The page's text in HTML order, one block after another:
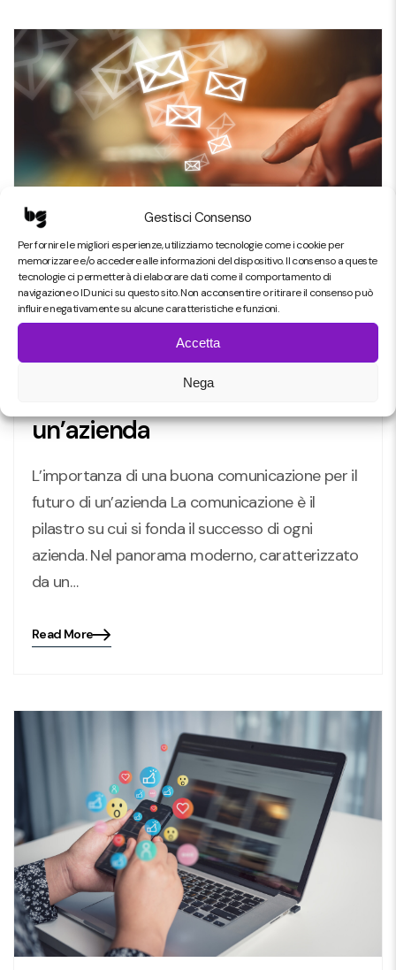
Gestisci Consenso
Per fornire le migliori esperienze, utilizziamo tecnologie come i cookie per
memorizzare e/o accedere alle informazioni del dispositivo. Il consenso a queste
tecnologie ci permetterà di elaborare dati come il comportamento di
navigazione o ID unici su questo sito. Non acconsentire o ritirare il consenso può
influire negativamente su alcune caratteristiche e funzioni.
Accetta
Nega
6 November 2024
Marketing e
Comunicazione
L’importanza di una buona
comunicazione per il futuro di
un’azienda
L’importanza di una buona comunicazione per il
futuro di un’azienda La comunicazione è il
pilastro su cui si fonda il successo di ogni
azienda. Nel panorama moderno, caratterizzato
da un…
Blog
Read More